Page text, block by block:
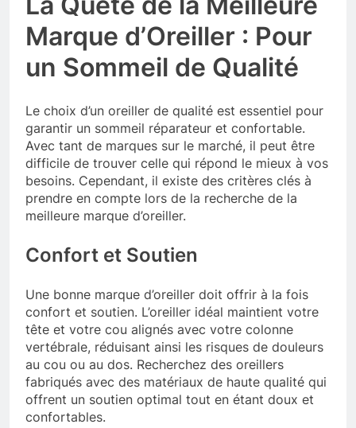
Marque d’Oreiller : Pour
un Sommeil de Qualité
Le choix d’un oreiller de qualité est essentiel pour
garantir un sommeil réparateur et confortable.
Avec tant de marques sur le marché, il peut être
difficile de trouver celle qui répond le mieux à vos
besoins. Cependant, il existe des critères clés à
prendre en compte lors de la recherche de la
meilleure marque d’oreiller.
Confort et Soutien
Une bonne marque d’oreiller doit offrir à la fois
confort et soutien. L’oreiller idéal maintient votre
tête et votre cou alignés avec votre colonne
vertébrale, réduisant ainsi les risques de douleurs
au cou ou au dos. Recherchez des oreillers
fabriqués avec des matériaux de haute qualité qui
offrent un soutien optimal tout en étant doux et
confortables.